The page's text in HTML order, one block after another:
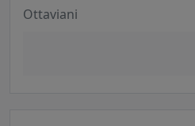
Ottaviani